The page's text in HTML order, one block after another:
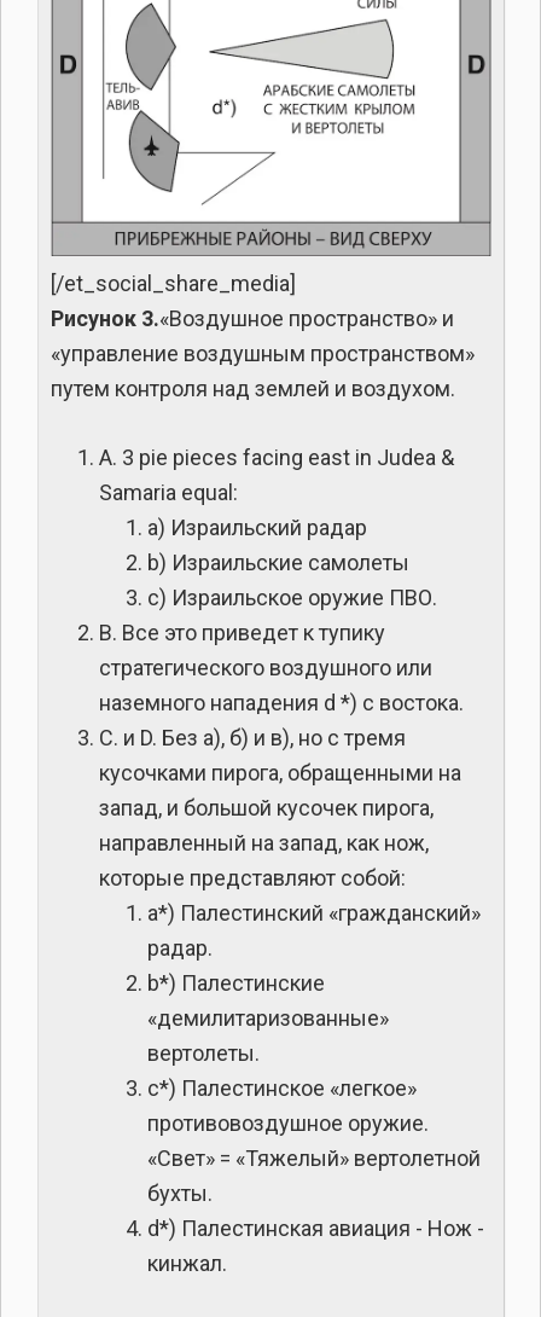
[/et_social_share_media]
Рисунок 3.«Воздушное пространство» и
«управление воздушным пространством»
путем контроля над землей и воздухом.
A. 3 pie pieces facing east in Judea &
Samaria equal:
a) Израильский радар
b) Израильские самолеты
c) Израильское оружие ПВО.
B. Все это приведет к тупику
стратегического воздушного или
наземного нападения d *) с востока.
C. и D. Без а), б) и в), но с тремя
кусочками пирога, обращенными на
запад, и большой кусочек пирога,
направленный на запад, как нож,
которые представляют собой:
a*) Палестинский «гражданский»
радар.
b*) Палестинские
«демилитаризованные»
вертолеты.
c*) Палестинское «легкое»
противовоздушное оружие.
«Свет» = «Тяжелый» вертолетной
бухты.
d*) Палестинская авиация - Нож -
кинжал.